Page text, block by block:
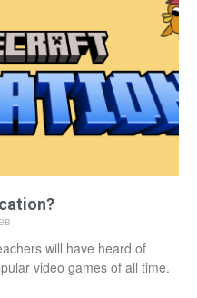
will have heard of
video games of all time.